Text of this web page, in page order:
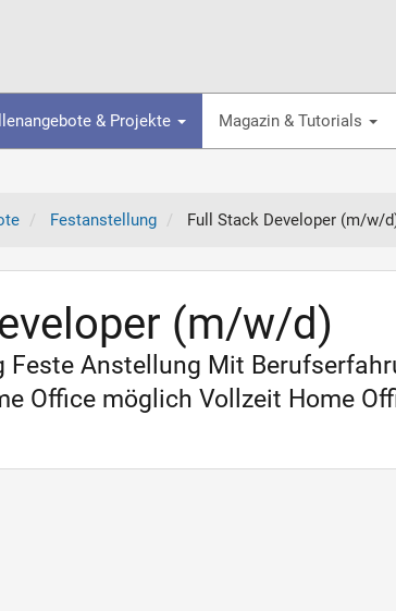
& Projekte Magazin & Tutorials
Festanstellung Full Stack Developer (m/w/
(m/w/d)
Anstellung Mit
Office möglich Vollzeit Home